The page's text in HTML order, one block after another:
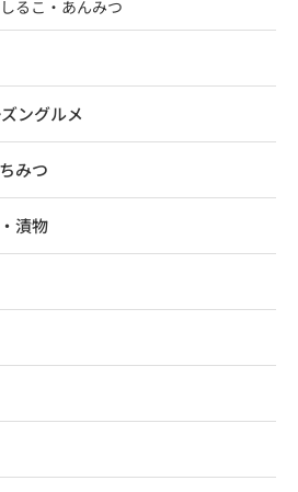
るこ・あんみつ
ングルメ
みつ
漬物